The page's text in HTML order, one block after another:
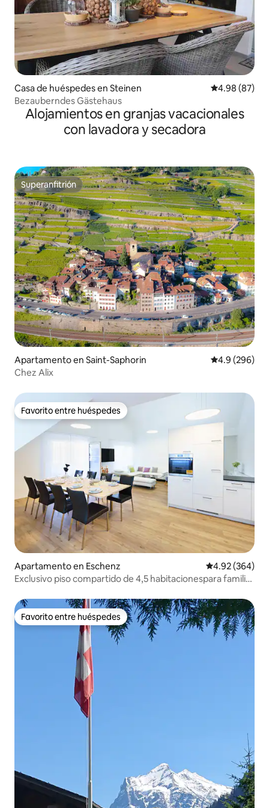
Casa de huéspedes en Steinen Calificación
4.98 (87)
Bezauberndes Gästehaus
Alojamientos en granjas vacacionales
con lavadora y secadora
Superanfitrión
Superanfitrión
Apartamento en Saint-Saphorin Calificación
4.9 (296)
Chez Alix
Favorito entre huéspedes
Favorito entre huéspedes
Apartamento en Eschenz Calificación
4.92 (364)
Exclusivo piso compartido de 4,5 habitacionespara familias
Favorito entre huéspedes
Favorito entre huéspedes